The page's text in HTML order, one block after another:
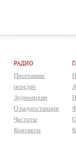
РАДИО
Программа
передач
Аудиоархив
О радиостанции
Частоты
Контакты